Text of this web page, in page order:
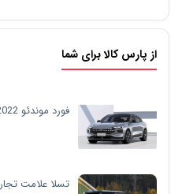
از پارس کالا برای شما
فورد موندئو 2022 برای بازار چین معرفی شد
تسلا علامت